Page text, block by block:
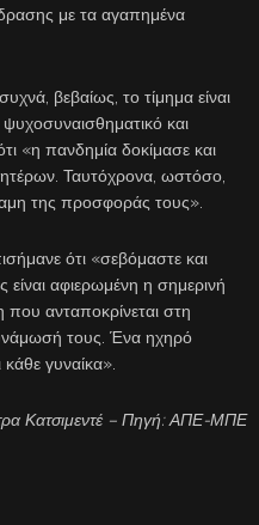
με τα αγαπημένα
βεβαίως, το τίμημα είναι
και
«η πανδημία δοκίμασε και
Ταυτόχρονα, ωστόσο,
της προσφοράς τους».
ότι «σεβόμαστε και
είναι αφιερωμένη η σημερινή
ανταποκρίνεται στη
τους. Ένα ηχηρό
γυναίκα».
Κατσιμεντέ – Πηγή: ΑΠΕ-ΜΠΕ